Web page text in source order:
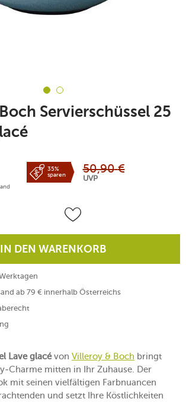
Servierschüssel 25
35%
sparen
50,90 €
UVP
IN DEN WARENKORB
ab 79 € innerhalb Österreichs
Lave glacévon Villeroy & Boch bringt
Charme mitten in Ihr Zuhause. Der
mit seinen vielfältigen Farbnuancen
und setzt Ihre Köstlichkeiten